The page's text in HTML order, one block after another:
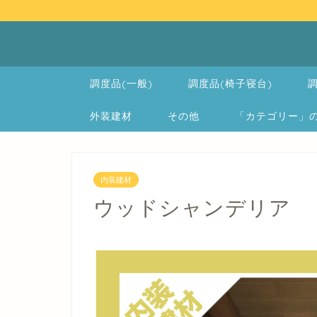
調度品(一般) 調度品(椅子寝台)
外装建材 その他 「カテゴリー
内装建材
ウッドシャンデリア